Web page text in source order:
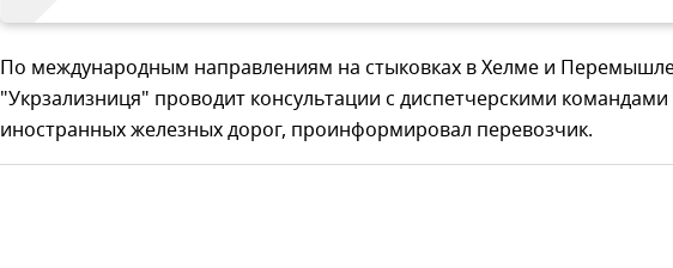
По международным направлениям на стыковках в Хелме и
"Укрзализниця" проводит консультации с диспетчерскими командами
иностранных железных дорог, проинформировал перевозчик.